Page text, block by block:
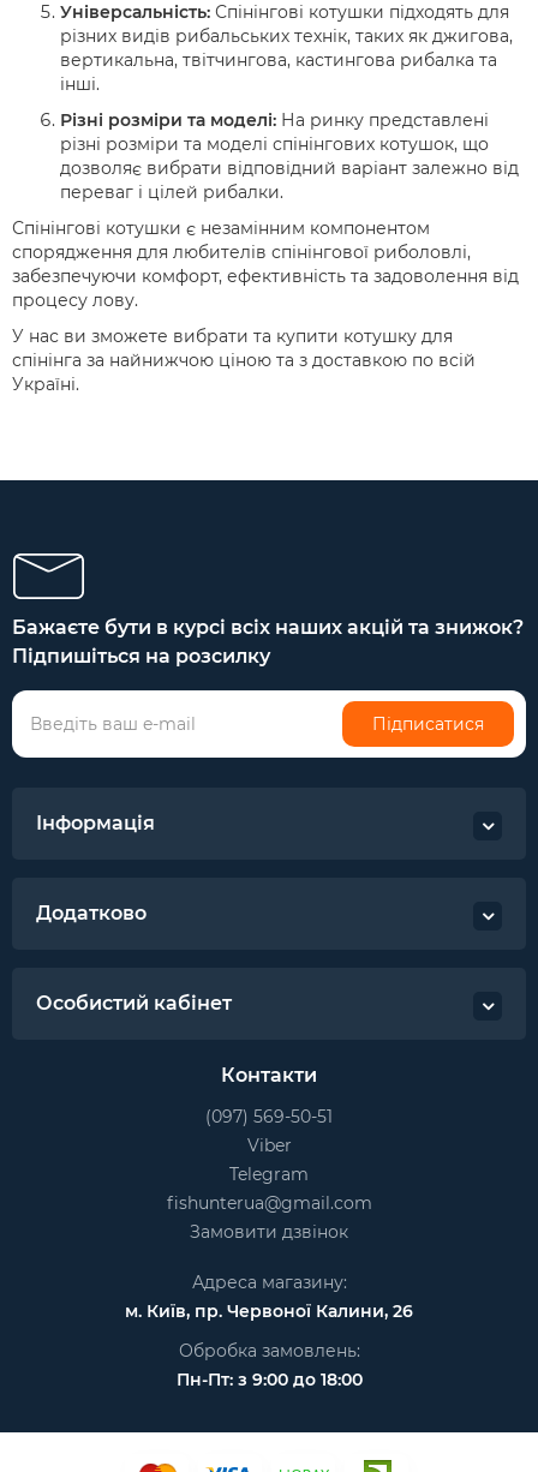
Універсальність: Спінінгові котушки підходять для
різних видів рибальських технік, таких як джигова,
вертикальна, твітчингова, кастингова рибалка та
інші.
Різні розміри та моделі: На ринку представлені
різні розміри та моделі спінінгових котушок, що
дозволяє вибрати відповідний варіант залежно від
переваг і цілей рибалки.
Спінінгові котушки є незамінним компонентом
спорядження для любителів спінінгової риболовлі,
забезпечуючи комфорт, ефективність та задоволення від
процесу лову.
У нас ви зможете вибрати та купити котушку для
спінінга за найнижчою ціною та з доставкою по всій
Україні.
Бажаєте бути в курсі всіх наших акцій та знижок?
Підпишіться на розсилку
Підписатися
Інформація
Додатково
Особистий кабінет
Контакти
(097) 569-50-51
Viber
Telegram
fishunterua@gmail.com
Замовити дзвінок
Адреса магазину:
м. Київ, пр. Червоної Калини, 26
Обробка замовлень:
Пн-Пт: з 9:00 до 18:00